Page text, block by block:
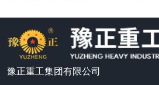
豫正重工集团有限公司